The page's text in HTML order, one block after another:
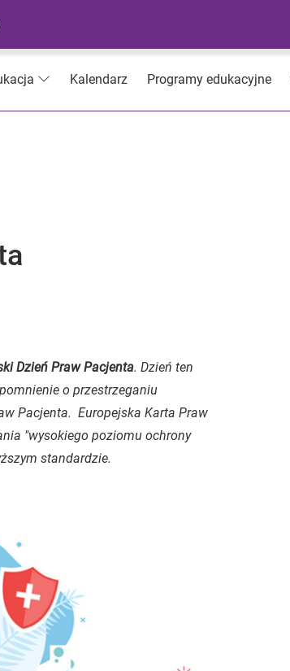
Kalendarz Programy edukacyjne
Dzień Praw Pacjenta. Dzień ten
o przestrzeganiu
Pacjenta. Europejska Karta Praw
"wysokiego poziomu ochrony
standardzie.